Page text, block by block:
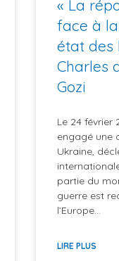
« La
face à
état des
Charles
Gozi
Le 24 février
engagé une
Ukraine,
partie du
guerre est
l’Europe…
LIRE PLUS